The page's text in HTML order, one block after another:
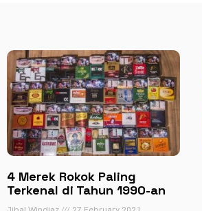
4 Merek Rokok Paling
Terkenal di Tahun 1990-an